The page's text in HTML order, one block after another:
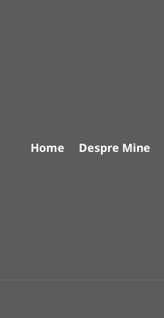
Home Despre Mine